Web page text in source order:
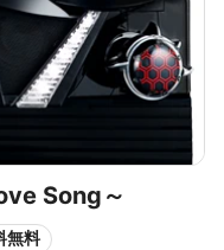
Song～
無料